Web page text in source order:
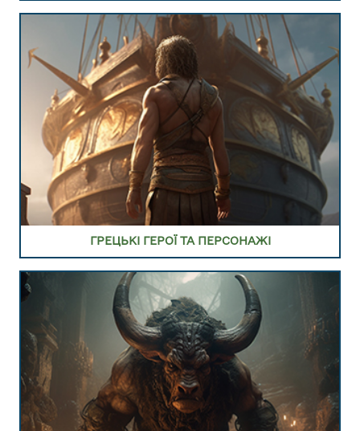
ГРЕЦЬКІ ГЕРОЇ ТА ПЕРСОНАЖІ
ПЕРЕЙТИ В РОЗДІЛ ГРЕЦЬКИЙ БЕСТІАРІЙ ІСТОТ